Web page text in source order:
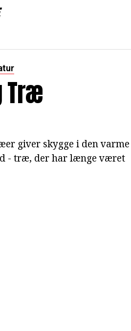
Træ
giver skygge i den varme
- træ, der har længe været